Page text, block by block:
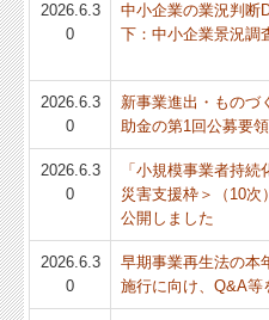
2026.6.3
0
中小企業の業況判断
下：中小企業景況調
2026.6.3
0
新事業進出・ものづ
助金の第1回公募要
2026.6.3
0
「小規模事業者持続
災害支援枠＞（10次
公開しました
2026.6.3
0
早期事業再生法の本
施行に向け、Q&A等